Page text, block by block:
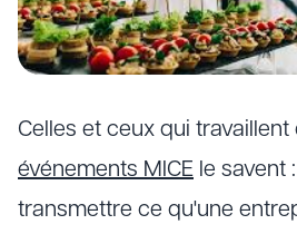
Celles et ceux qui travaillent
événements MICE le savent
transmettre ce qu'une